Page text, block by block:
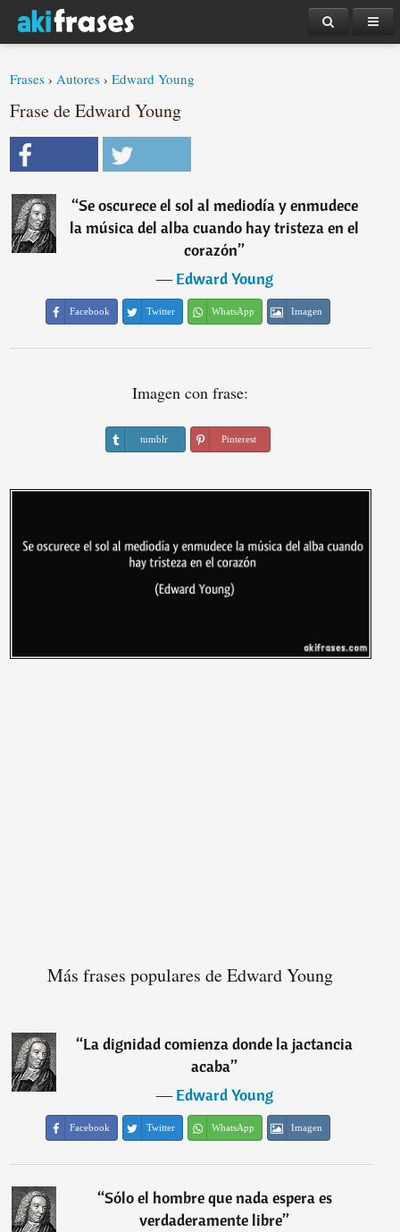
Frases ›Autores ›Edward Young
Frase de Edward Young
“Se oscurece el sol al mediodía y enmudece
la música del alba cuando hay tristeza en el
corazón”
―Edward Young
Facebook Twitter WhatsApp Imagen
Imagen con frase:
tumblr Pinterest
Más frases populares de Edward Young
“La dignidad comienza donde la jactancia
acaba”
―Edward Young
Facebook Twitter WhatsApp Imagen
“Sólo el hombre que nada espera es
verdaderamente libre”